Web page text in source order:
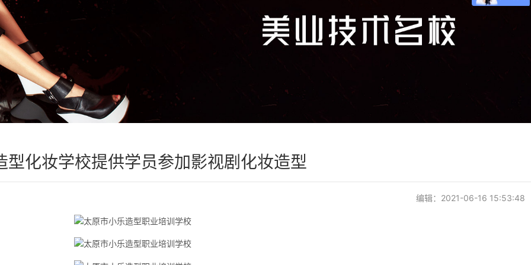
型化妆学校提供学员参加影视剧化妆造型
编辑：2021-06-16 15:53:48